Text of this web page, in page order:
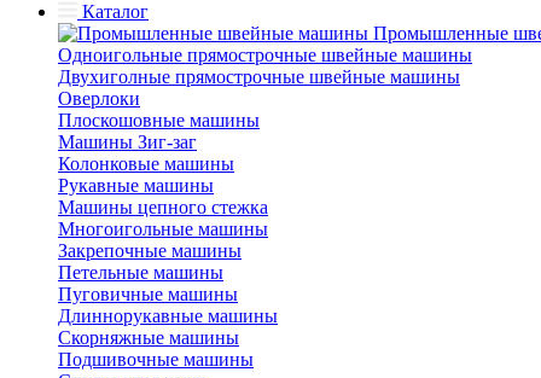
Каталог
Промышленные
Одноигольные прямострочные швейные машины
Двухиголные прямострочные швейные машины
Оверлоки
Плоскошовные машины
Машины Зиг-заг
Колонковые машины
Рукавные машины
Машины цепного стежка
Многоигольные машины
Закрепочные машины
Петельные машины
Пуговичные машины
Длиннорукавные машины
Скорняжные машины
Подшивочные машины